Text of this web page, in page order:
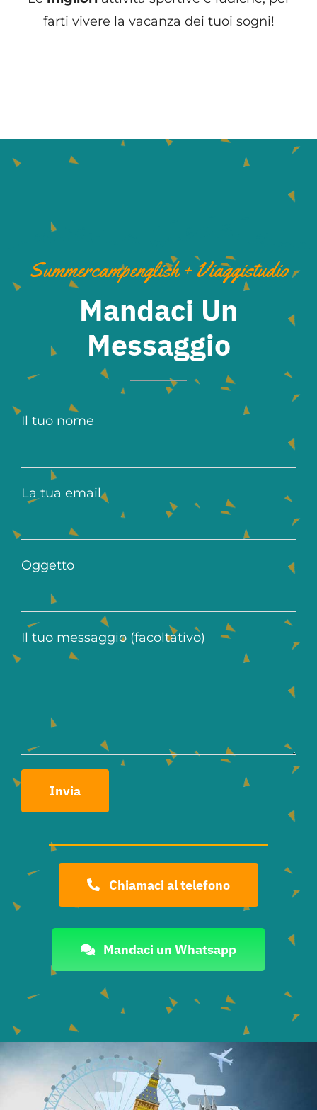
farti vivere la vacanza dei tuoi sogni!
Summercampenglish + Viaggistudio
Mandaci Un
Messaggio
Il tuo nome
La tua email
Oggetto
Il tuo messaggio (facoltativo)
Chiamaci al telefono
Mandaci un Whatsapp